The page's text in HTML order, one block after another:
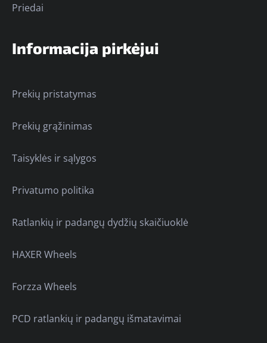
Priedai
Informacija pirkėjui
Prekių pristatymas
Prekių grąžinimas
Taisyklės ir sąlygos
Privatumo politika
Ratlankių ir padangų dydžių skaičiuoklė
HAXER Wheels
Forzza Wheels
PCD ratlankių ir padangų išmatavimai